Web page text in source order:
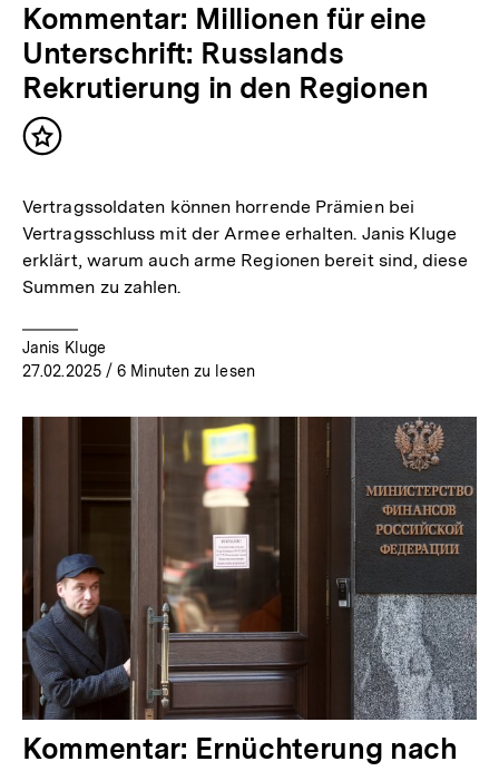
Kommentar: Millionen für eine
Unterschrift: Russlands
Rekrutierung in den Regionen
Inhalt
Vertragssoldaten können horrende Prämien bei
Vertragsschluss mit der Armee erhalten. Janis Kluge
erklärt, warum auch arme Regionen bereit sind, diese
Summen zu zahlen.
Janis Kluge
27.02.2025/ 6 Minuten zu lesen
Kommentar: Ernüchterung nach